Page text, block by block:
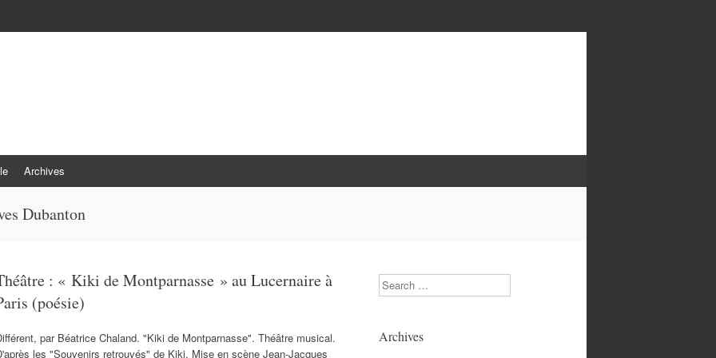
Archives
Dubanton
: « Kiki de Montparnasse » au Lucernaire à
(poésie)
par Béatrice Chaland. "Kiki de Montparnasse". Théâtre musical.
les "Souvenirs retrouvés" de Kiki. Mise en scène Jean-Jacques
Search
Archives